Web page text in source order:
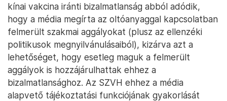
kínai vakcina iránti bizalmatlanság abból adódik,
hogy a média megírta az oltóanyaggal kapcsolatban
felmerült szakmai aggályokat (plusz az ellenzéki
politikusok megnyilvánulásaiból), kizárva azt a
lehetőséget, hogy esetleg maguk a felmerült
aggályok is hozzájárulhattak ehhez a
bizalmatlansághoz. Az SZVH ehhez a média
alapvető tájékoztatási funkciójának gyakorlását